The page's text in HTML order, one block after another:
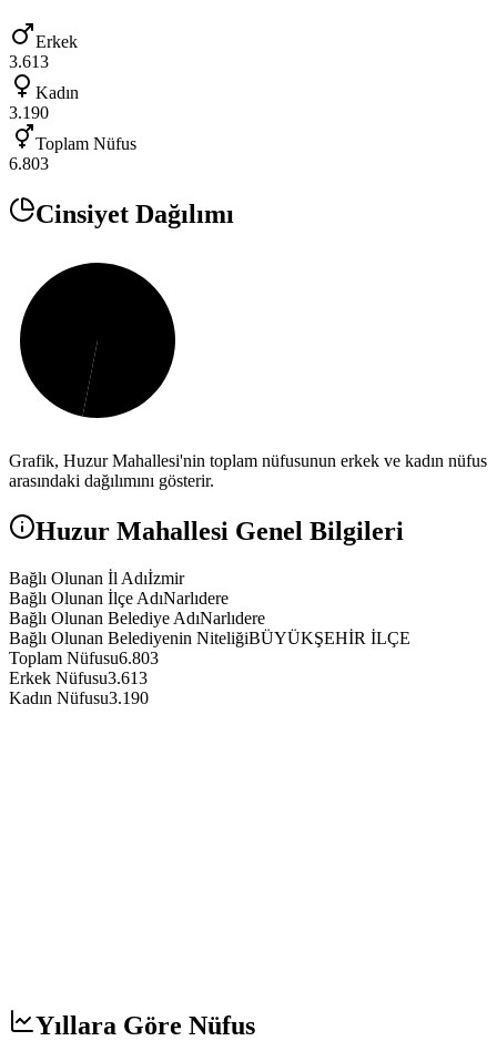
Erkek
3.613
Kadın
3.190
Toplam Nüfus
6.803
Cinsiyet Dağılımı
Grafik, HuzurMahallesi'nin toplam nüfusunun erkek ve kadın nüfus
arasındaki dağılımını gösterir.
Huzur Mahallesi Genel Bilgileri
Bağlı Olunan İl Adıİzmir
Bağlı Olunan İlçe AdıNarlıdere
Bağlı Olunan Belediye AdıNarlıdere
Bağlı Olunan Belediyenin NiteliğiBÜYÜKŞEHİR İLÇE
Toplam Nüfusu6.803
Erkek Nüfusu3.613
Kadın Nüfusu3.190
Yıllara Göre Nüfus